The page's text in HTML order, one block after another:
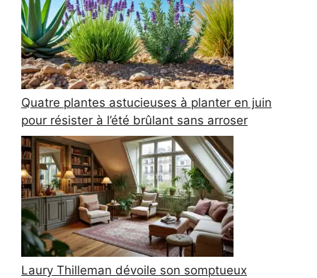
Quatre plantes astucieuses à planter en juin
pour résister à l’été brûlant sans arroser
Laury Thilleman dévoile son somptueux